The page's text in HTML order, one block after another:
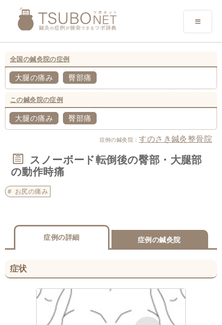
全国の鍼灸院の症例
大腿の痛み 臀部痛
この鍼灸院の症例
大腿の痛み 臀部痛
症例の鍼灸院：すのさき鍼灸整骨院
スノーボード転倒後の臀部・大腿部
の動作時痛
お尻の痛み
症例の詳細 症例の鍼灸院
症状